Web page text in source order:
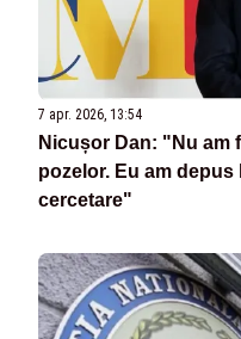
7 apr. 2026, 13:54
Nicușor Dan: "Nu am
pozelor. Eu am depus
cercetare"